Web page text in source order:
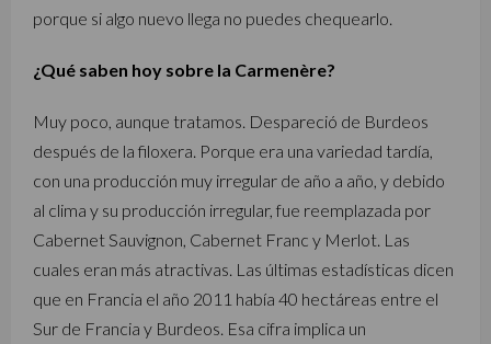
porque si algo nuevo llega no puedes chequearlo.
¿Qué saben hoy sobre la Carmenère?
Muy poco, aunque tratamos. Despareció de Burdeos
después de la filoxera. Porque era una variedad tardía,
con una producción muy irregular de año a año, y debido
al clima y su producción irregular, fue reemplazada por
Cabernet Sauvignon, Cabernet Franc y Merlot. Las
cuales eran más atractivas. Las últimas estadísticas dicen
que en Francia el año 2011 había 40 hectáreas entre el
Sur de Francia y Burdeos. Esa cifra implica un